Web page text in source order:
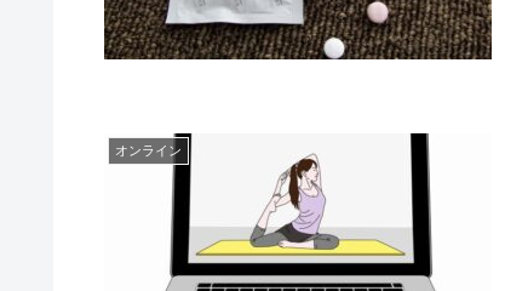
オンライン